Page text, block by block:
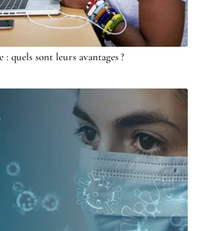
: quels sont leurs avantages ?